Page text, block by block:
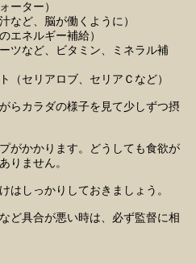
ーター）
ど、脳が働くように）
エネルギー補給）
ツなど、ビタミン、ミネラル補
セリアロブ、セリアＣなど）
らカラダの様子を見て少しずつ摂
がかかります。どうしても食欲が
りません。
はしっかりしておきましょう。
ど具合が悪い時は、必ず監督に相